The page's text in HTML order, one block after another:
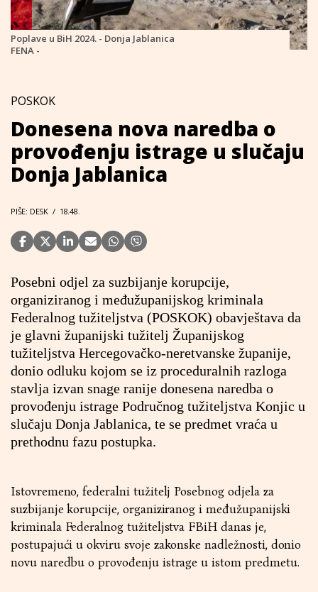
Poplave u BiH 2024. - Donja Jablanica
FENA -
POSKOK
Donesena nova naredba o
provođenju istrage u slučaju
Donja Jablanica
PIŠE: DESK / 18.48.
Posebni odjel za suzbijanje korupcije,
organiziranog i međužupanijskog kriminala
Federalnog tužiteljstva (POSKOK) obavještava da
je glavni županijski tužitelj Županijskog
tužiteljstva Hercegovačko-neretvanske županije,
donio odluku kojom se iz proceduralnih razloga
stavlja izvan snage ranije donesena naredba o
provođenju istrage Područnog tužiteljstva Konjic u
slučaju Donja Jablanica, te se predmet vraća u
prethodnu fazu postupka.
Istovremeno, federalni tužitelj Posebnog odjela za
suzbijanje korupcije, organiziranog i međužupanijski
kriminala Federalnog tužiteljstva FBiH danas je,
postupajući u okviru svoje zakonske nadležnosti, donio
novu naredbu o provođenju istrage u istom predmetu.